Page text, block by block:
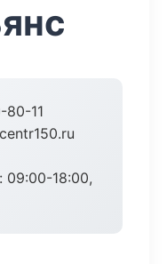
80-11
09:00-18:00,